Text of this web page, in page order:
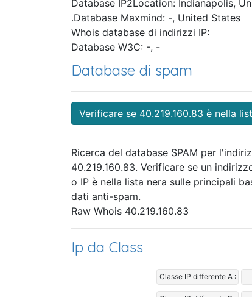
Database IP2Location: Indianapolis,
.Database Maxmind: -, United States
Whois database di indirizzi IP:
Database W3C: -, -
Database di spam
Verificare se 40.219.160.83 è nella
Ricerca del database SPAM per
40.219.160.83. Verificare se un
o IP è nella lista nera sulle principali
dati anti-spam.
Raw Whois 40.219.160.83
Ip da Class
Classe IP differente A :